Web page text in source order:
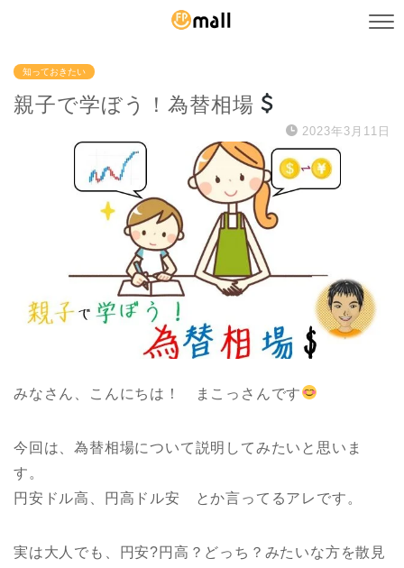
知っておきたい
親子で学ぼう！為替相場
2023年3月11日
みなさん、こんにちは！ まこっさんです
今回は、為替相場について説明してみたいと思いま
す。
円安ドル高、円高ドル安 とか言ってるアレです。
実は大人でも、円安?円高？どっち？みたいな方を散見